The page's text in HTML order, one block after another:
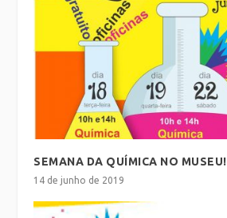
SEMANA DA QUÍMICA NO MUSEU!
14 de junho de 2019